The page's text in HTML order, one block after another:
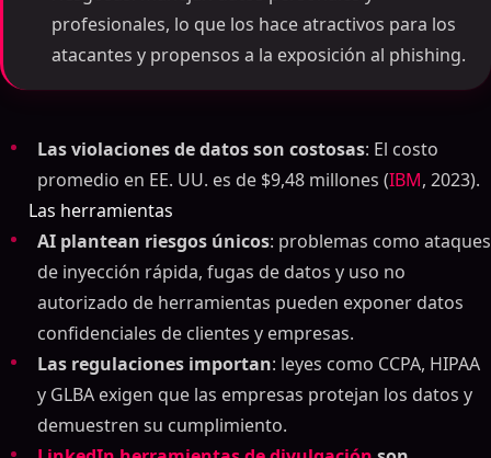
profesionales, lo que los hace atractivos para los
atacantes y propensos a la exposición al phishing.
Las violaciones de datos son costosas: El costo
promedio en EE. UU. es de $9,48 millones (IBM, 2023).
Las herramientas
AI plantean riesgos únicos: problemas como ataques
de inyección rápida, fugas de datos y uso no
autorizado de herramientas pueden exponer datos
confidenciales de clientes y empresas.
Las regulaciones importan: leyes como CCPA, HIPAA
y GLBA exigen que las empresas protejan los datos y
demuestren su cumplimiento.